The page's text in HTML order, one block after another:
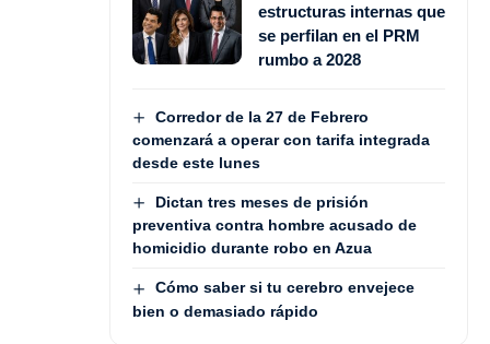
estructuras internas que
se perfilan en el PRM
rumbo a 2028
Corredor de la 27 de Febrero
comenzará a operar con tarifa integrada
desde este lunes
Dictan tres meses de prisión
preventiva contra hombre acusado de
homicidio durante robo en Azua
Cómo saber si tu cerebro envejece
bien o demasiado rápido